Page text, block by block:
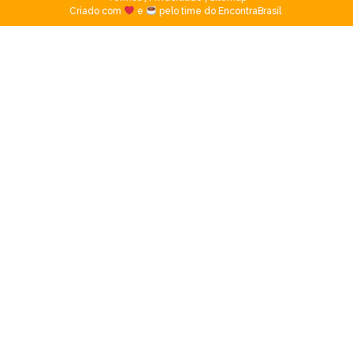
Criado com
e pelo time do EncontraBrasil